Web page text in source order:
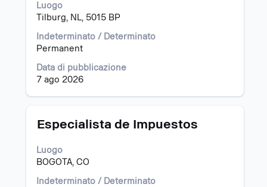
Luogo
Tilburg, NL, 5015 BP
Indeterminato / Determinato
Permanent
Data di pubblicazione
7 ago 2026
la
barra
spaziatrice
per
i
contenuti
lavoro.
Titolo
Especialista de Impuestos
Luogo
BOGOTA, CO
Indeterminato / Determinato
Effettuare
selezione
con
barra